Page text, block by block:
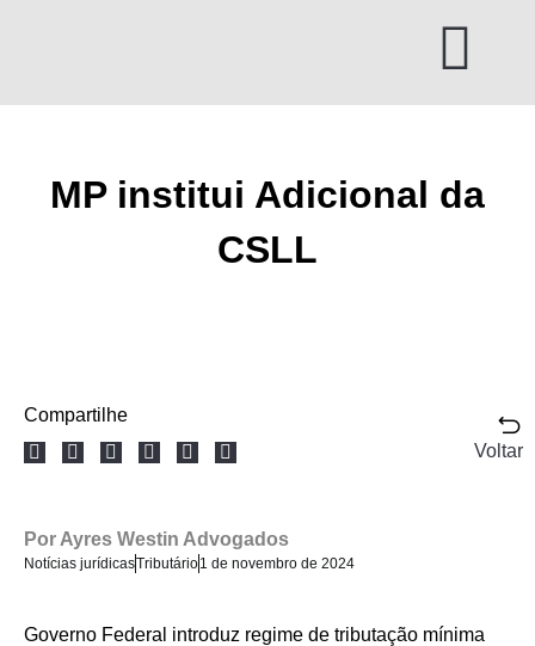
MP institui Adicional da
CSLL
Compartilhe
Voltar
Por Ayres Westin Advogados
Notícias jurídicasTributário1 de novembro de 2024
Governo Federal introduz regime de tributação mínima